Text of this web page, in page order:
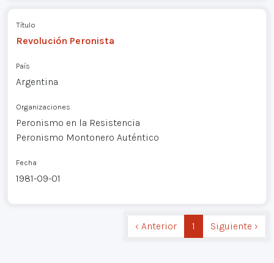
Título
Revolución Peronista
País
Argentina
Organizaciones
Peronismo en la Resistencia
Peronismo Montonero Auténtico
Fecha
1981-09-01
‹ Anterior 1 Siguiente ›